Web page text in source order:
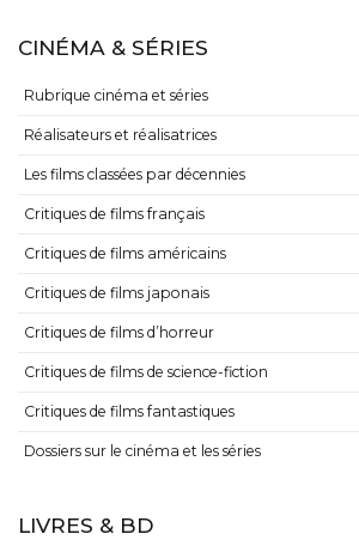
CINÉMA & SÉRIES
Rubrique cinéma et séries
Réalisateurs et réalisatrices
Les films classées par décennies
Critiques de films français
Critiques de films américains
Critiques de films japonais
Critiques de films d’horreur
Critiques de films de science-fiction
Critiques de films fantastiques
Dossiers sur le cinéma et les séries
LIVRES & BD